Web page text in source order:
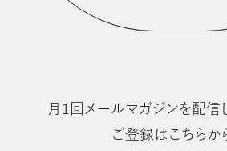
⽉1回メールマガジンを配信
ご登録はこちらか